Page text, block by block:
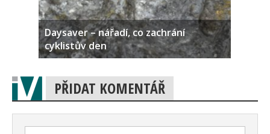
Daysaver – nářadí, co zachrání
cyklistův den
PŘIDAT KOMENTÁŘ